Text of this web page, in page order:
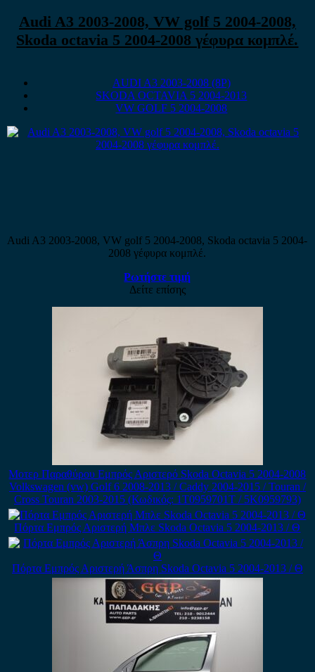
Audi A3 2003-2008, VW golf 5 2004-2008,
Skoda octavia 5 2004-2008 γέφυρα κομπλέ.
AUDI A3 2003-2008 (8P)
SKODA OCTAVIA 5 2004-2013
VW GOLF 5 2004-2008
Audi A3 2003-2008, VW golf 5 2004-2008, Skoda octavia 5 2004-
2008 γέφυρα κομπλέ.
Ρωτήστε τιμή
Δείτε επίσης
Μοτερ Παραθύρου Εμπρός Αριστερό Skoda Octavia 5 2004-2008
Volkswagen (vw) Golf 6 2008-2013 / Caddy 2004-2015 / Touran /
Cross Touran 2003-2015 (Κωδικός: 1T0959701T / 5K0959793)
Πόρτα Εμπρός Αριστερή Μπλε Skoda Octavia 5 2004-2013 / Θ
Πόρτα Εμπρός Αριστερή Άσπρη Skoda Octavia 5 2004-2013 / Θ